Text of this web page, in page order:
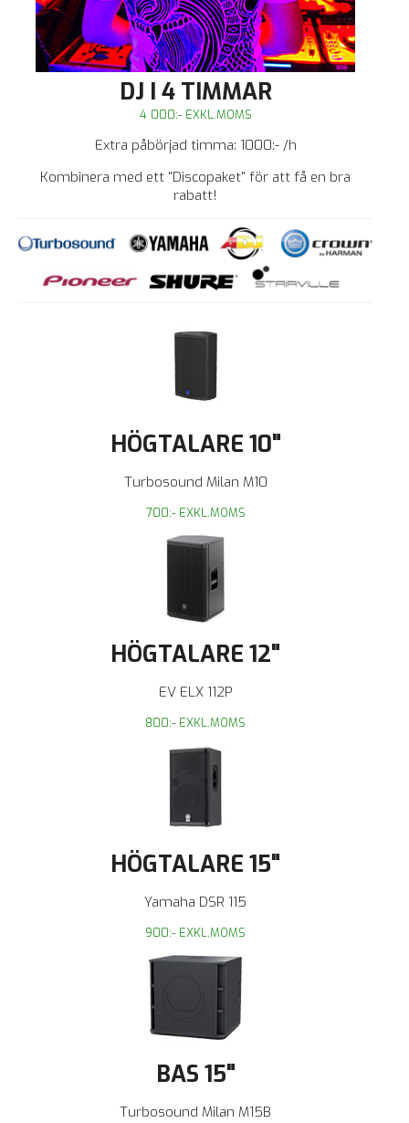
DJ I 4 TIMMAR
4 000:- EXKL.MOMS
Extra påbörjad timma: 1000:- /h
Kombinera med ett "Discopaket" för att få en bra
rabatt!
HÖGTALARE 10"
Turbosound Milan M10
700:- EXKL.MOMS
HÖGTALARE 12"
EV ELX 112P
800:- EXKL.MOMS
HÖGTALARE 15"
Yamaha DSR 115
900:- EXKL.MOMS
BAS 15"
Turbosound Milan M15B